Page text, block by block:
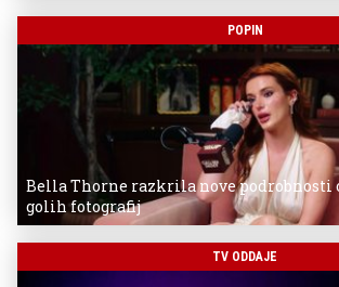
POPIN
Bella Thorne razkrila nove podrobnosti
golih fotografij
TV ODDAJE